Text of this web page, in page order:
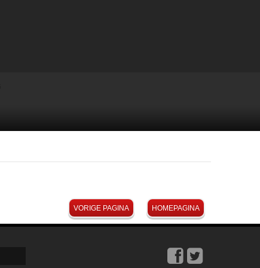
HOMEPAGINA
VORIGE PAGINA